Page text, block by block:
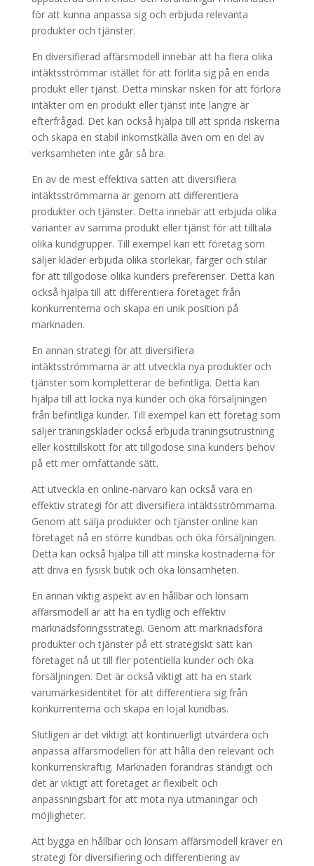
för att kunna anpassa sig och erbjuda relevanta
produkter och tjänster.
En diversifierad affärsmodell innebär att ha flera olika
intäktsströmmar istället för att förlita sig på en enda
produkt eller tjänst. Detta minskar risken för att förlora
intäkter om en produkt eller tjänst inte längre är
efterfrågad. Det kan också hjälpa till att sprida riskerna
och skapa en stabil inkomstkälla även om en del av
verksamheten inte går så bra.
En av de mest effektiva sätten att diversifiera
intäktsströmmarna är genom att differentiera
produkter och tjänster. Detta innebär att erbjuda olika
varianter av samma produkt eller tjänst för att tilltala
olika kundgrupper. Till exempel kan ett företag som
säljer kläder erbjuda olika storlekar, färger och stilar
för att tillgodose olika kunders preferenser. Detta kan
också hjälpa till att differentiera företaget från
konkurrenterna och skapa en unik position på
marknaden.
En annan strategi för att diversifiera
intäktsströmmarna är att utveckla nya produkter och
tjänster som kompletterar de befintliga. Detta kan
hjälpa till att locka nya kunder och öka försäljningen
från befintliga kunder. Till exempel kan ett företag som
säljer träningskläder också erbjuda träningsutrustning
eller kosttillskott för att tillgodose sina kunders behov
på ett mer omfattande sätt.
Att utveckla en online-närvaro kan också vara en
effektiv strategi för att diversifiera intäktsströmmarna.
Genom att sälja produkter och tjänster online kan
företaget nå en större kundbas och öka försäljningen.
Detta kan också hjälpa till att minska kostnaderna för
att driva en fysisk butik och öka lönsamheten.
En annan viktig aspekt av en hållbar och lönsam
affärsmodell är att ha en tydlig och effektiv
marknadsföringsstrategi. Genom att marknadsföra
produkter och tjänster på ett strategiskt sätt kan
företaget nå ut till fler potentiella kunder och öka
försäljningen. Det är också viktigt att ha en stark
varumärkesidentitet för att differentiera sig från
konkurrenterna och skapa en lojal kundbas.
Slutligen är det viktigt att kontinuerligt utvärdera och
anpassa affärsmodellen för att hålla den relevant och
konkurrenskraftig. Marknaden förändras ständigt och
det är viktigt att företaget är flexibelt och
anpassningsbart för att möta nya utmaningar och
möjligheter.
Att bygga en hållbar och lönsam affärsmodell kräver en
strategi för diversifiering och differentiering av